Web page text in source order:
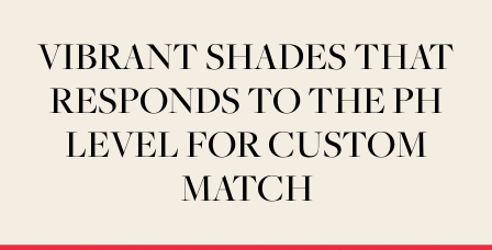
VIBRANT SHADES THAT
RESPONDS TO THE PH
LEVEL FOR CUSTOM
MATCH